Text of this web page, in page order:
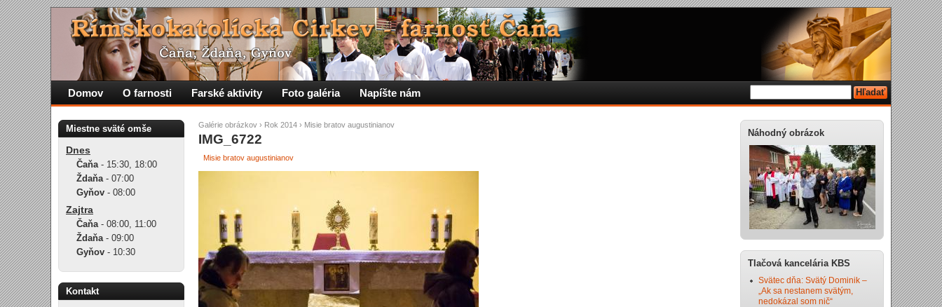
Galérie obrázkov › Rok 2014 › Misie bratov augustinianov
IMG_6722
Misie bratov augustinianov
Domov O farnosti Farské aktivity Foto galéria Napíšte nám
Miestne sväté omše
Dnes
Čaňa- 15:30, 18:00
Ždaňa- 07:00
Gyňov - 08:00
Zajtra
Čaňa- 08:00, 11:00
Ždaňa- 09:00
Gyňov - 10:30
Kontakt
Náhodný obrázok
Tlačová kancelária KBS
Svätec dňa: Svätý Dominik –
„Ak sa nestanem svätým,
nedokázal som nič“